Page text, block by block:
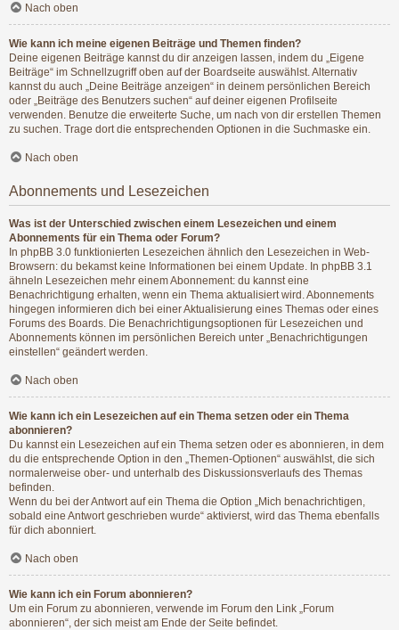
Nach oben
Wie kann ich meine eigenen Beiträge und Themen finden?
Deine eigenen Beiträge kannst du dir anzeigen lassen, indem du „Eigene
Beiträge“ im Schnellzugriff oben auf der Boardseite auswählst. Alternativ
kannst du auch „Deine Beiträge anzeigen“ in deinem persönlichen Bereich
oder „Beiträge des Benutzers suchen“ auf deiner eigenen Profilseite
verwenden. Benutze die erweiterte Suche, um nach von dir erstellen Themen
zu suchen. Trage dort die entsprechenden Optionen in die Suchmaske ein.
Nach oben
Abonnements und Lesezeichen
Was ist der Unterschied zwischen einem Lesezeichen und einem
Abonnements für ein Thema oder Forum?
In phpBB 3.0 funktionierten Lesezeichen ähnlich den Lesezeichen in Web-
Browsern: du bekamst keine Informationen bei einem Update. In phpBB 3.1
ähneln Lesezeichen mehr einem Abonnement: du kannst eine
Benachrichtigung erhalten, wenn ein Thema aktualisiert wird. Abonnements
hingegen informieren dich bei einer Aktualisierung eines Themas oder eines
Forums des Boards. Die Benachrichtigungsoptionen für Lesezeichen und
Abonnements können im persönlichen Bereich unter „Benachrichtigungen
einstellen“ geändert werden.
Nach oben
Wie kann ich ein Lesezeichen auf ein Thema setzen oder ein Thema
abonnieren?
Du kannst ein Lesezeichen auf ein Thema setzen oder es abonnieren, in dem
du die entsprechende Option in den „Themen-Optionen“ auswählst, die sich
normalerweise ober- und unterhalb des Diskussionsverlaufs des Themas
befinden.
Wenn du bei der Antwort auf ein Thema die Option „Mich benachrichtigen,
sobald eine Antwort geschrieben wurde“ aktivierst, wird das Thema ebenfalls
für dich abonniert.
Nach oben
Wie kann ich ein Forum abonnieren?
Um ein Forum zu abonnieren, verwende im Forum den Link „Forum
abonnieren“, der sich meist am Ende der Seite befindet.